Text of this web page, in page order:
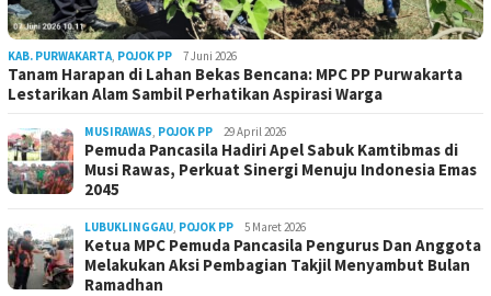
KAB. PURWAKARTA POJOK PP 7 Juni 2026
Tanam Harapan di Lahan Bekas Bencana: MPC PP Purwakarta
Lestarikan Alam Sambil Perhatikan Aspirasi Warga
MUSIRAWAS POJOK PP 29 April 2026
Pemuda Pancasila Hadiri Apel Sabuk Kamtibmas di
Musi Rawas, Perkuat Sinergi Menuju Indonesia Emas
2045
LUBUKLINGGAU POJOK PP 5 Maret 2026
Ketua MPC Pemuda Pancasila Pengurus Dan Anggota
Melakukan Aksi Pembagian Takjil Menyambut Bulan
Ramadhan